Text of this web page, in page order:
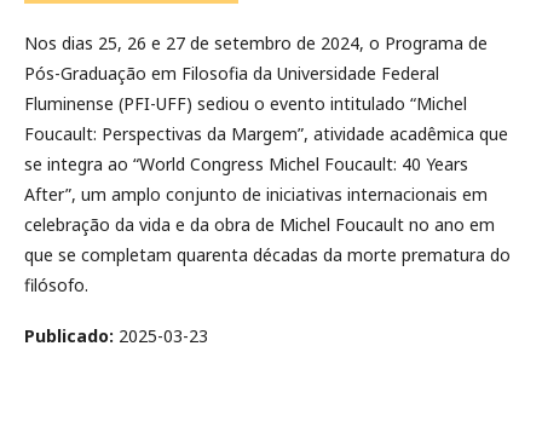
Nos dias 25, 26 e 27 de setembro de 2024, o Programa de
Pós-Graduação em Filosofia da Universidade Federal
Fluminense (PFI-UFF) sediou o evento intitulado “Michel
Foucault: Perspectivas da Margem”, atividade acadêmica que
se integra ao “World Congress Michel Foucault: 40 Years
After”, um amplo conjunto de iniciativas internacionais em
celebração da vida e da obra de Michel Foucault no ano em
que se completam quarenta décadas da morte prematura do
filósofo.
Publicado: 2025-03-23